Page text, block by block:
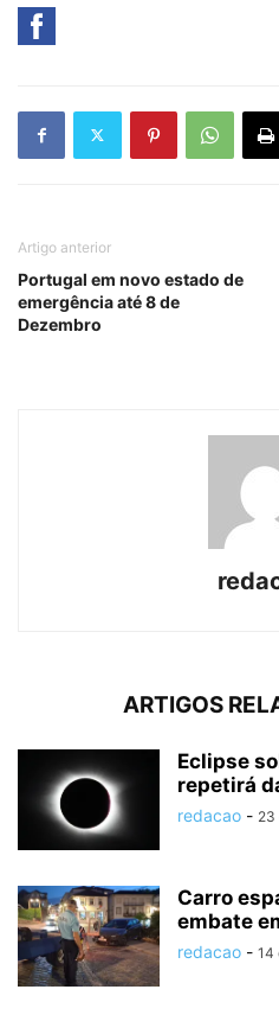
Artigo anterior
Portugal em novo estado de
emergência até 8 de
Dezembro
ARTIGOS
Eclipse
repetirá
redacao - 23
Carro
embate
redacao - 14